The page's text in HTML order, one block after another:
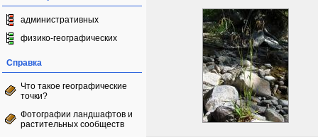
административных
физико-географических
Справка
Что такое географические
точки?
Фотографии ландшафтов и
растительных сообществ